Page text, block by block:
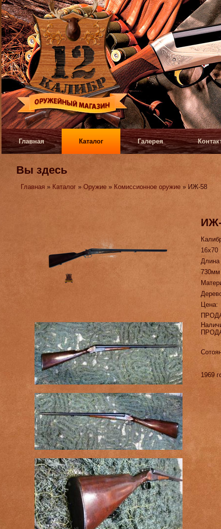
Главная Каталог Галерея
Вы здесь
Главная » Каталог »Оружие » Комиссионное оружие » ИЖ-58
16х70
730мм
Цена:
1969